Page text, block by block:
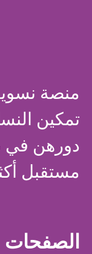
منصة
تمكين
دورهن في
مستقبل
الصفحات